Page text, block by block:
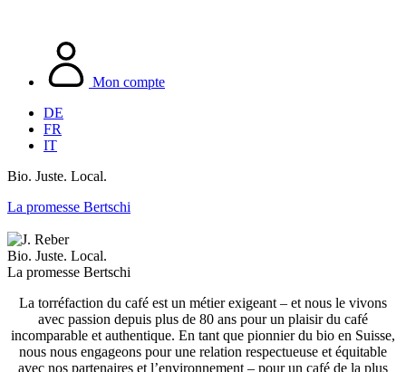
Mon compte
DE
FR
IT
Bio. Juste. Local.
La promesse Bertschi
Bio. Juste. Local.
La promesse Bertschi
La torréfaction du café est un métier exigeant – et nous le vivons
avec passion depuis plus de 80 ans pour un plaisir du café
incomparable et authentique. En tant que pionnier du bio en Suisse,
nous nous engageons pour une relation respectueuse et équitable
avec nos partenaires et l’environnement – pour un café de la plus